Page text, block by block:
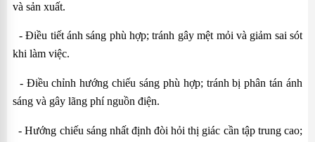
và sản xuất.
-Điều tiết ánh sáng phù hợp; tránh gây mệt mỏi và giảm sai sót
khi làm việc.
- Điều chỉnh hướng chiếu sáng phù hợp; tránh bị phân tán ánh
sáng và gây lãng phí nguồn điện.
-Hướng chiếu sáng nhất định đòi hỏi thị giác cần tập trung cao;